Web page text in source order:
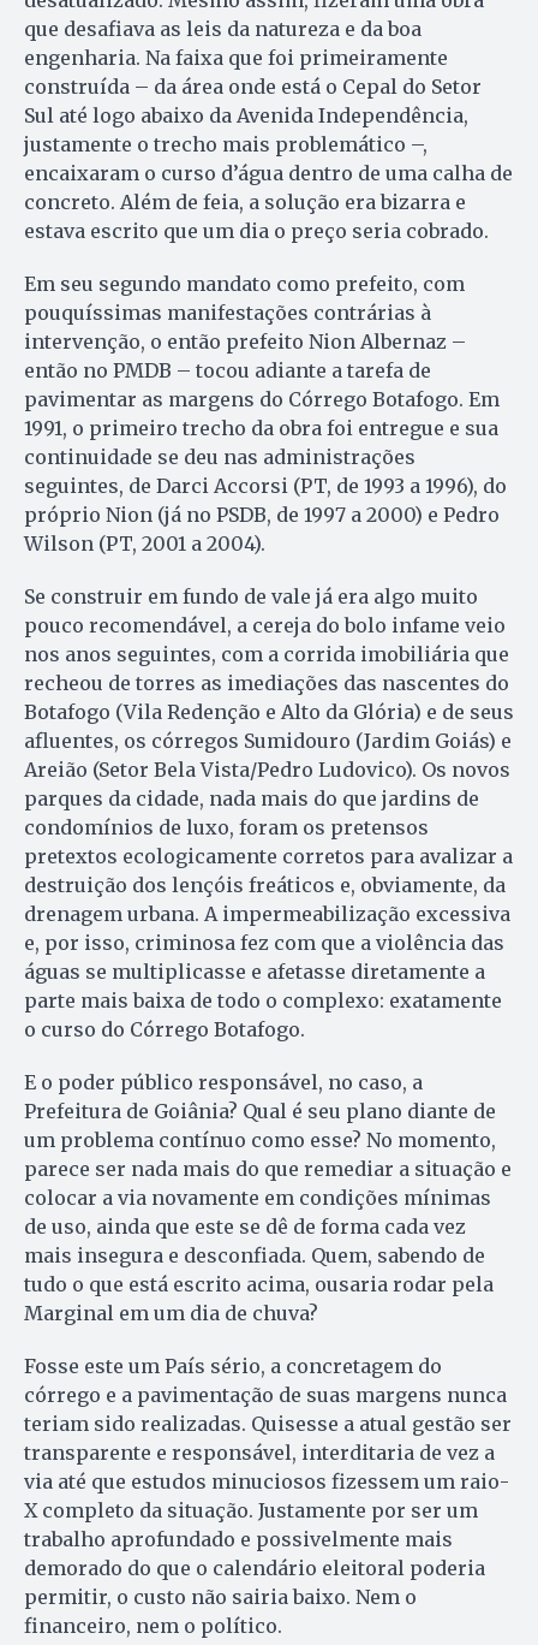
que de­safiava as leis da natureza e da boa
engenharia. Na faixa que foi primeiramente
construída – da área onde está o Cepal do Setor
Sul até logo abaixo da Ave­ni­da Independência,
justamente o trecho mais problemático –,
encaixaram o cur­so d’água dentro de uma calha de
concreto. Além de feia, a solução era bizarra e
estava escrito que um dia o preço seria cobrado.
Em seu segundo mandato como prefeito, com
pouquíssimas manifestações contrárias à
intervenção, o então prefeito Nion Alber­naz –
então no PMDB – tocou adiante a tarefa de
pavimentar as margens do Córrego Botafogo. Em
1991, o primeiro trecho da obra foi entregue e sua
continuidade se deu nas administrações
seguintes, de Darci Accorsi (PT, de 1993 a 1996), do
próprio Nion (já no PSDB, de 1997 a 2000) e Pedro
Wilson (PT, 2001 a 2004).
Se construir em fundo de vale já era algo muito
pouco recomendável, a cereja do bolo infame veio
nos anos seguintes, com a cor­rida imobiliária que
recheou de torres as imediações das nascentes do
Botafogo (Vila Reden­ção e Alto da Glória) e de seus
aflu­entes, os córregos Sumidouro (Jardim Goiás) e
Areião (Setor Be­la Vista/Pedro Ludovico). Os no­vos
parques da cidade, nada mais do que jardins de
condomínios de luxo, foram os pretensos
pretextos ecologicamente corretos para avalizar a
destruição dos lençóis freáticos e, obviamente, da
dre­nagem urbana. A impermeabilização excessiva
e, por isso, criminosa fez com que a violência das
águas se mul­tiplicasse e afetasse diretamente a
parte mais baixa de todo o complexo: exatamente
o curso do Córrego Botafogo.
E o poder público responsável, no caso, a
Prefeitura de Goiânia? Qual é seu plano diante de
um problema contínuo como esse? No momento,
pa­rece ser nada mais do que re­me­diar a situação e
colocar a via novamente em condições mínimas
de uso, ainda que este se dê de forma cada vez
mais insegura e desconfiada. Quem, sabendo de
tudo o que está escrito acima, ou­sa­ria rodar pela
Marginal em um dia de chuva?
Fosse este um País sério, a concretagem do
córrego e a pavimentação de suas margens nunca
teriam sido realizadas. Quisesse a atual gestão ser
transparente e responsável, interditaria de vez a
via até que estudos minuciosos fizessem um raio-
X completo da situação. Jus­tamente por ser um
trabalho aprofundado e possivelmente mais
demorado do que o calendário eleitoral poderia
permitir, o cus­to não sairia baixo. Nem o
financeiro, nem o político.